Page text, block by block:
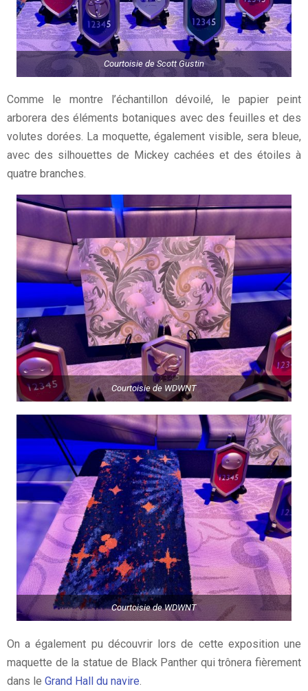
Courtoisie deScott Gustin
Comme le montre l’échantillon dévoilé, le papier peint
arborera des éléments botaniques avec des feuilles et des
volutes dorées. La moquette, également visible, sera bleue,
avec des silhouettes de Mickey cachées et des étoiles à
quatre branches.
Courtoisie de WDWNT
Courtoisie deWDWNT
On a également pu découvrir lors de cette exposition une
maquette de la statue de Black Panther qui trônera fièrement
dans le Grand Hall du navire.